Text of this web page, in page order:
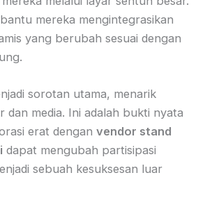
mereka mengintegrasikan
yang berubah sesuai dengan
sorotan utama, menarik
dan media. Ini adalah bukti nyata
erat dengan vendor stand
dapat mengubah partisipasi
sebuah kesuksesan luar